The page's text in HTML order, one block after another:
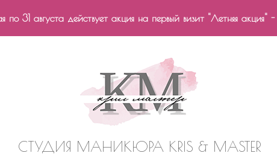
СТУДИЯ МАНИКЮРА KRIS & MASTER
31 августа действует акция на первый визит "Летняя акция" -